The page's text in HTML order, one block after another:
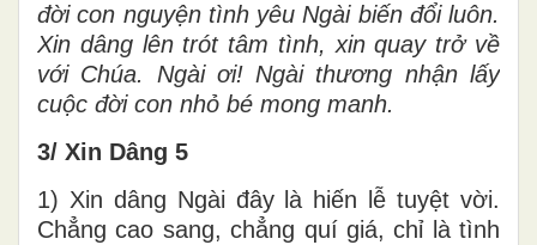
đời con nguyện tình yêu Ngài biến đổi luôn.
Xin dâng lên trót tâm tình, xin quay trở về
với Chúa. Ngài ơi! Ngài thương nhận lấy
cuộc đời con nhỏ bé mong manh.
3/ Xin Dâng 5
1) Xin dâng Ngài đây là hiến lễ tuyệt vời.
Chẳng cao sang, chẳng quí giá, chỉ là tình